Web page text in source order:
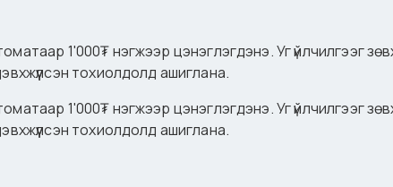
1'000₮ нэгжээр цэнэглэгдэнэ. Уг үйлчилгээг
тохиолдолд ашиглана.
1'000₮ нэгжээр цэнэглэгдэнэ. Уг үйлчилгээг
тохиолдолд ашиглана.